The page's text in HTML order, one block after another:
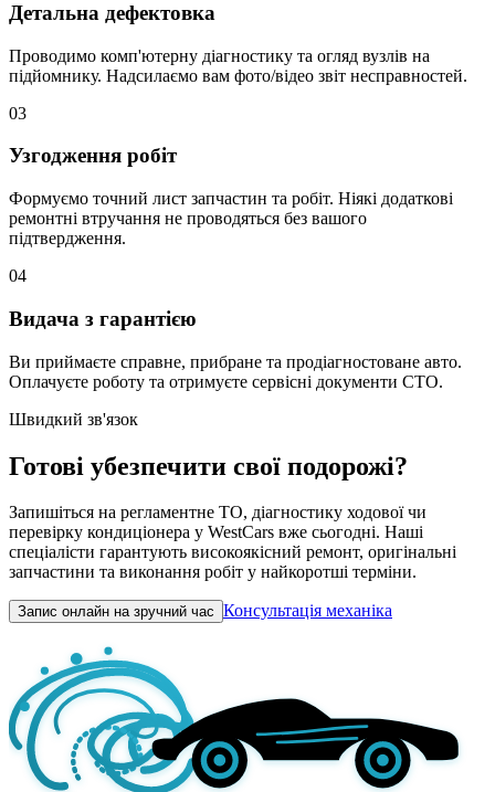
Детальна дефектовка
Проводимо комп'ютерну діагностику та огляд вузлів на
підйомнику. Надсилаємо вам фото/відео звіт несправностей.
03
Узгодження робіт
Формуємо точний лист запчастин та робіт. Ніякі додаткові
ремонтні втручання не проводяться без вашого
підтвердження.
04
Видача з гарантією
Ви приймаєте справне, прибране та продіагностоване авто.
Оплачуєте роботу та отримуєте сервісні документи СТО.
Швидкий зв'язок
Готові убезпечити свої подорожі?
Запишіться на регламентне ТО, діагностику ходової чи
перевірку кондиціонера у WestCars вже сьогодні. Наші
спеціалісти гарантують високоякісний ремонт, оригінальні
запчастини та виконання робіт у найкоротші терміни.
Запис онлайн на зручний час Консультація механіка